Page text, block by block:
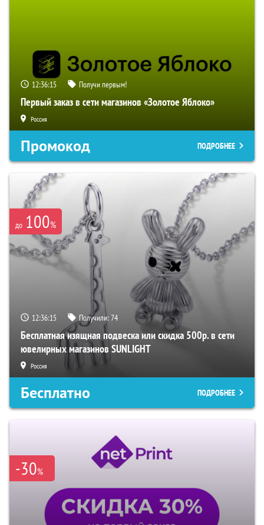
12:36:14 Получи первым!
Первый заказ в сети магазинов «Золотое Яблоко»
Россия
Промокод ПОДРОБНЕЕ
до 100%
12:36:14 Получили:74
Бесплатная изящная подвеска или скидка 500р. в сети
ювелирных магазинов SUNLIGHT
Россия
Бесплатно ПОДРОБНЕЕ
-30%